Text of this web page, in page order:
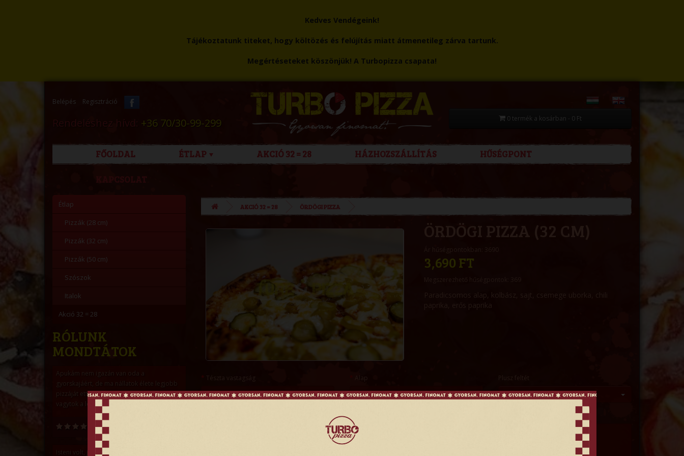
Kedves Vendégeink!
Tájékoztatunk titeket, hogy költözés és felújítás miatt átmenetileg zárva tartunk.
Megértéseteket köszönjük! A Turbopizza csapata!
Belépés Regisztráció
Rendeléshez hívd: +36 70/30-99-299 0 termék a kosárban - 0 Ft
FŐOLDAL ÉTLAP AKCIÓ 32 = 28 HÁZHOZSZÁLLÍTÁS HŰSÉGPONT
Étlap
Pizzák (28 cm)
Pizzák (32 cm)
Pizzák (50 cm)
Szószok
Italok
Akció 32 = 28
RÓLUNK
MONDTÁTOK
Apukám nem igazán van oda a
gyorskajáért, de ma nállatok élete legjobb
pizzáját ette és ezt zsebre tehetitek! Ti
vagytok a legjobbak.
Isteni volt, jól elteltünk, remek befejezése a
AKCIÓ 32 = 28 ÖRDÖGI PIZZA
3,690 FT
--- Kérem válasszon ---